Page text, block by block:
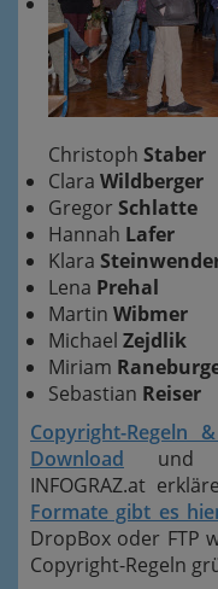
Christoph Staber
Clara Wildberger
Gregor Schlatte
Hannah Lafer
Klara
Lena Prehal
Martin Wibmer
Michael Zejdlik
Miriam
Sebastian Reiser
Copyright-Regeln
Download und
INFOGRAZ.at
Formate gibt es
DropBox oder FTP
Copyright-Regeln